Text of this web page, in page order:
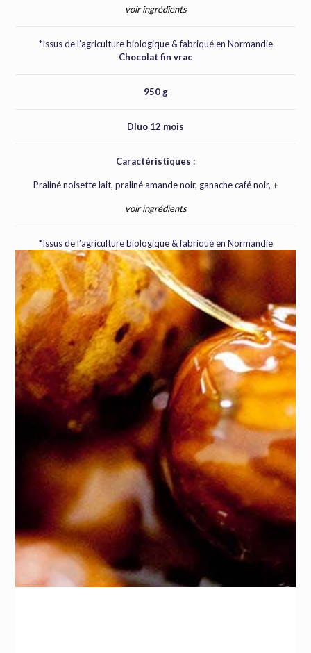
voir ingrédients
*Issus de l’agriculture biologique & fabriqué en Normandie
Chocolat fin vrac
950 g
Dluo 12 mois
Caractéristiques :
Praliné noisette lait, praliné amande noir, ganache café noir, +
voir ingrédients
*Issus de l’agriculture biologique & fabriqué en Normandie